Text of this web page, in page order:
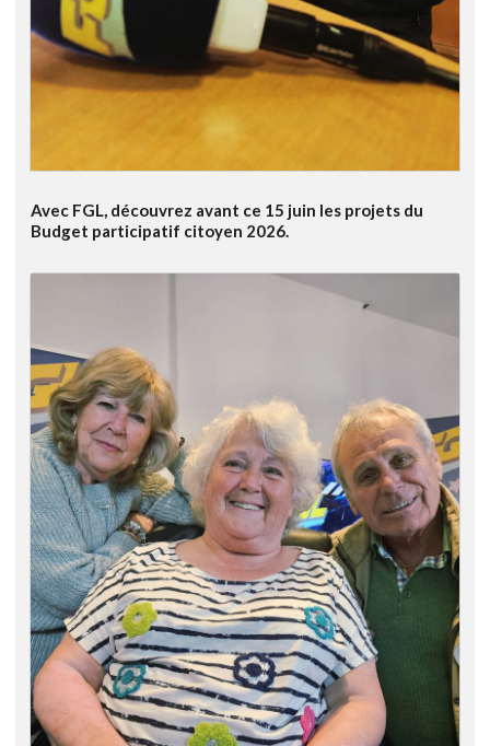
Avec FGL, découvrez avant ce 15 juin les projets du
Budget participatif citoyen 2026.